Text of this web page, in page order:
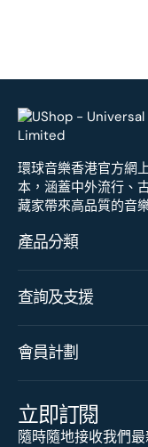
環球音樂香港官方網
本，涵蓋中外流行、
藏家帶來高品質的音
產品分類
查詢及支援
會員計劃
立即訂閱
隨時隨地接收我們